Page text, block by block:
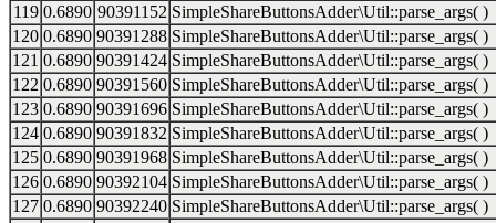
119 0.6890 90391152 SimpleShareButtonsAdder\Util::parse_args( )
120 0.6890 90391288 SimpleShareButtonsAdder\Util::parse_args( )
121 0.6890 90391424 SimpleShareButtonsAdder\Util::parse_args( )
122 0.6890 90391560 SimpleShareButtonsAdder\Util::parse_args( )
123 0.6890 90391696 SimpleShareButtonsAdder\Util::parse_args( )
124 0.6890 90391832 SimpleShareButtonsAdder\Util::parse_args( )
125 0.6890 90391968 SimpleShareButtonsAdder\Util::parse_args( )
126 0.6890 90392104 SimpleShareButtonsAdder\Util::parse_args( )
127 0.6890 90392240 SimpleShareButtonsAdder\Util::parse_args( )